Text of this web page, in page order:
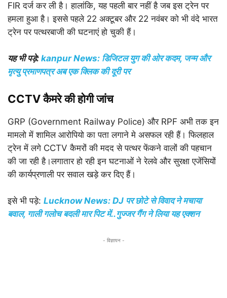
FIR दर्ज कर ली है। हालांकि, यह पहली बार नहीं है जब इस ट्रेन पर
हमला हुआ है। इससे पहले 22 अक्टूबर और 22 नवंबर को भी वंदे भारत
ट्रेन पर पत्थरबाजी की घटनाएं हो चुकी हैं।
यह भी पड़े: kanpur News: डिजिटल युग की ओर कदम, जन्म और
मृत्यु प्रमाणपत्र अब एक क्लिक की दूरी पर
CCTV कैमरे की होगी जांच
GRP (Government Railway Police) और RPF अभी तक इन
मामलो में शामिल आरोपियो का पता लगाने मे असफल रही हैं। फिलहाल
ट्रेन में लगे CCTV कैमरों की मदद से पत्थर फेंकने वालों की पहचान
की जा रही है।लगातार हो रही इन घटनाओं ने रेलवे और सुरक्षा एजेंसियों
की कार्यप्रणाली पर सवाल खड़े कर दिए हैं।
इसे भी पड़े: Lucknow News: DJ पर छोटे से विवाद ने मचाया
बवाल, गाली गलोच बदली मार पिट में..गुज्जर गैंग ने लिया यह एक्शन
- विज्ञापन -